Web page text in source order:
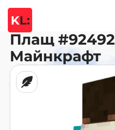
KL:
Плащ #92492
Майнкрафт